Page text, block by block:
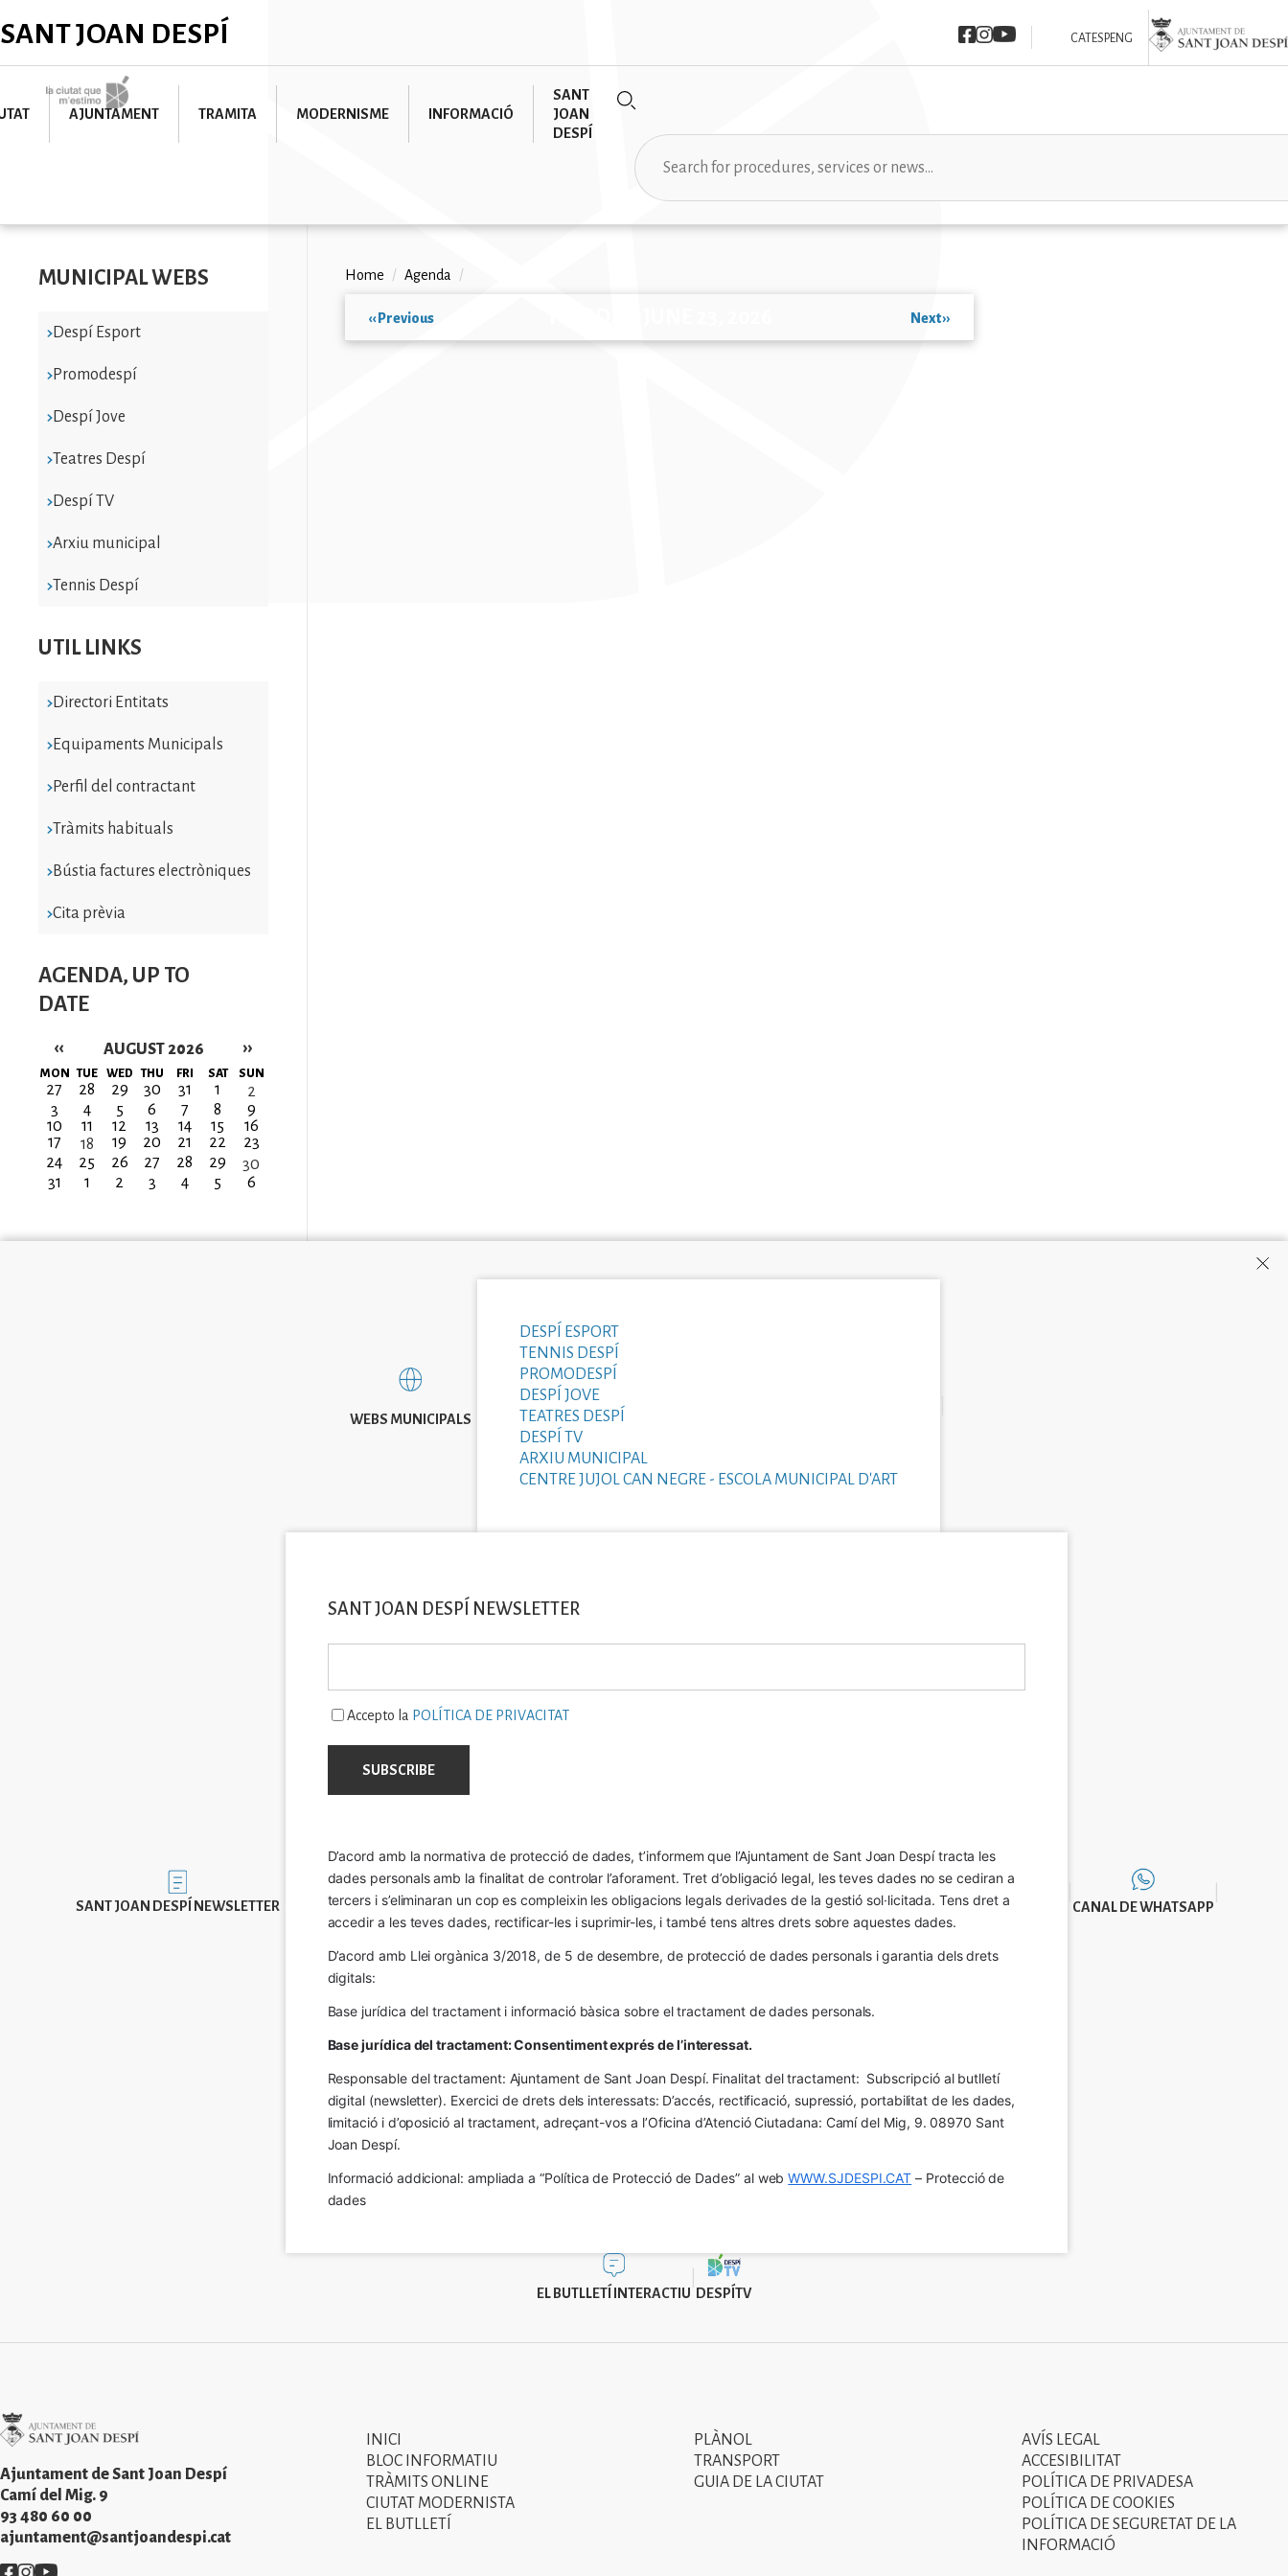
to
SANT JOAN DESPÍ Imatge
Imatge
Imatge CAT ESPENG
Imatge
Imatge
AJUNTAMENT TRAMITA MODERNISME INFORMACIÓ
SANT
JOAN
DESPÍ
Search
MUNICIPAL WEBS
Despí Esport
Promodespí
Despí Jove
Teatres Despí
Despí TV
Arxiu municipal
Tennis Despí
UTIL LINKS
Directori Entitats
Equipaments Municipals
Perfil del contractant
Tràmits habituals
Bústia factures electròniques
Cita prèvia
AGENDA, UP TO
DATE
AUGUST 2026
Pagination
‹‹ ››
MON TUE WED THU FRI SAT SUN
27 28 29 30 31 1
2
3
4 5 6 7 8
9
10
11 12 13 14 15
16
17
18 19 20 21 22
23
24
25 26 27 28 29
30
31
1 2 3 4 5 6
Breadcrumb
Home / Agenda /
Pagination
‹‹ Previous Next››
WEBS MUNICIPALS
DESPÍ ESPORT
TENNIS DESPÍ
PROMODESPÍ
DESPÍ JOVE
TEATRES DESPÍ
DESPÍ TV
ARXIU MUNICIPAL
CENTRE JUJOL CAN NEGRE - ESCOLA MUNICIPAL D'ART
Imatge
SANT JOAN DESPÍ NEWSLETTER
SANT JOAN DESPÍ NEWSLETTER
Accepto la POLÍTICA DE PRIVACITAT
D’acord amb la normativa de protecció de dades, t’informem que l’Ajuntament de Sant Joan Despí tracta les
dades personals amb la finalitat de controlar l’aforament. Tret d’obligació legal, les teves dades no se cediran a
tercers i s’eliminaran un cop es compleixin les obligacions legals derivades de la gestió sol·licitada. Tens dret a
accedir a les teves dades, rectificar-les i suprimir-les, i també tens altres drets sobre aquestes dades.
D’acord amb Llei orgànica 3/2018, de 5 de desembre, de protecció de dades personals i garantia dels drets
digitals:
Base jurídica del tractament i informació bàsica sobre el tractament de dades personals.
Base jurídica del tractament: Consentiment exprés de l’interessat.
Responsable del tractament: Ajuntament de Sant Joan Despí. Finalitat del tractament:  Subscripció al butlletí
digital (newsletter). Exercici de drets dels interessats: D’accés, rectificació, supressió, portabilitat de les dades,
limitació i d’oposició al tractament, adreçant-vos a l’Oficina d’Atenció Ciutadana: Camí del Mig, 9. 08970 Sant
Joan Despí.
Informació addicional: ampliada a “Política de Protecció de Dades” al web WWW.SJDESPI.CAT – Protecció de
dades
CANAL DE WHATSAPP
EL BUTLLETÍ INTERACTIU DESPÍTV
Imatge
Ajuntament de Sant Joan Despí
Camí del Mig. 9
93 480 60 00
ajuntament@santjoandespi.cat
Primer
menú
INICI
BLOC INFORMATIU
TRÀMITS ONLINE
CIUTAT MODERNISTA
EL BUTLLETÍ
Segon
menú
PLÀNOL
TRANSPORT
GUIA DE LA CIUTAT
Tercer
menú
peu
AVÍS LEGAL
ACCESIBILITAT
POLÍTICA DE PRIVADESA
POLÍTICA DE COOKIES
POLÍTICA DE SEGURETAT DE LA
INFORMACIÓ